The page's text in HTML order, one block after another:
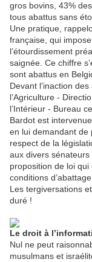
gros bovins, 43%
tous abattus sans
Une pratique,
française, qui
l’étourdissement
saignée. Ce chiffre
sont abattus en
Devant l’inaction
l’Agriculture -
l’Intérieur - Bureau
Bardot est
en lui demandant de
respect de la
aux divers
proposition de loi
conditions d’abattage.
Les tergiversations
duré !
Le droit à
Nul ne peut
musulmans et